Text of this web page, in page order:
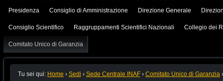
Presidenza Consiglio di Amministrazione Direzione Generale
Consiglio Scientifico Raggruppamenti Scientifici Nazionali Collegio dei
Comitato Unico di Garanzia
Tu sei qui: Home › Sedi › Sede Centrale INAF › Comitato Unico di Garanzia